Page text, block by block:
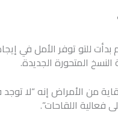
للتو توفر الأمل في
المتحورة الجديدة.
من الأمراض إنه “لا
فعالية اللقاحات”.